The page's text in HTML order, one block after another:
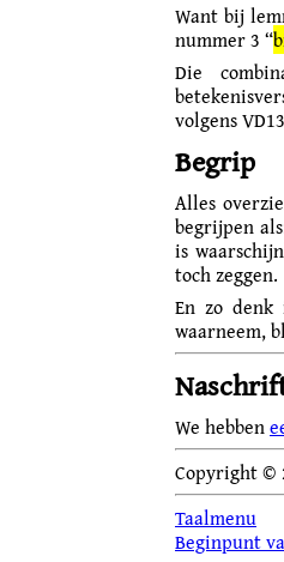
Want bij
nummer 3 “
Die
volgens
Begrip
Alles
begrijpen
is
toch zeggen.
En zo
waarneem,
We hebben
Copyright ©
Taalmenu
Beginpunt